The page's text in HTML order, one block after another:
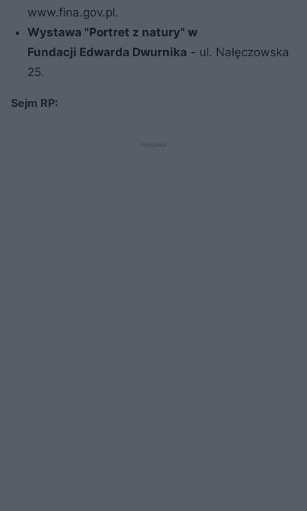
www.fina.gov.pl.
Wystawa "Portret z natury" w
Fundacji Edwarda Dwurnika - ul. Nałęczowska
25.
Sejm RP: